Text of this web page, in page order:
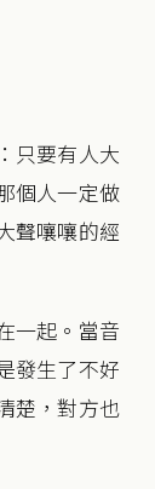
只要有人大
個人一定做
聲嚷嚷的經
一起。當音
發生了不好
楚，對方也